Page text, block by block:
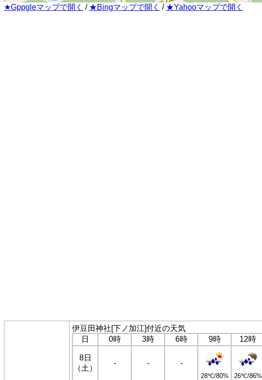
★Gppgleマップで開く / ★Bingマップで開く / ★Yahooマップで開く
伊豆田神社[下ノ加江]付近の天気
日
0時 3時 6時 9時 12時
8日
（土）
- - -
28℃/80% 26℃/86%